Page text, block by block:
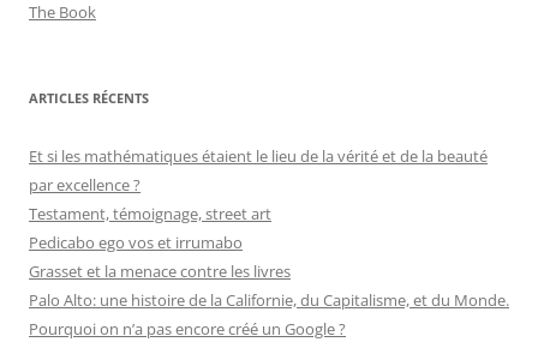
The Book
ARTICLES RÉCENTS
Et si les mathématiques étaient le lieu de la vérité et de la beauté
par excellence ?
Testament, témoignage, street art
Pedicabo ego vos et irrumabo
Grasset et la menace contre les livres
Palo Alto: une histoire de la Californie, du Capitalisme, et du Monde.
Pourquoi on n’a pas encore créé un Google ?